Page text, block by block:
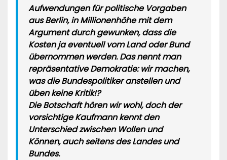
Aufwendungen für politische Vorgaben
aus Berlin, in Millionenhöhe mit dem
Argument durch gewunken, dass die
Kosten ja eventuell vom Land oder Bund
übernommen werden. Das nennt man
repräsentative Demokratie: wir machen,
was die Bundespolitiker anstellen und
üben keine Kritik!?
Die Botschaft hören wir wohl, doch der
vorsichtige Kaufmann kennt den
Unterschied zwischen Wollen und
Können, auch seitens des Landes und
Bundes.